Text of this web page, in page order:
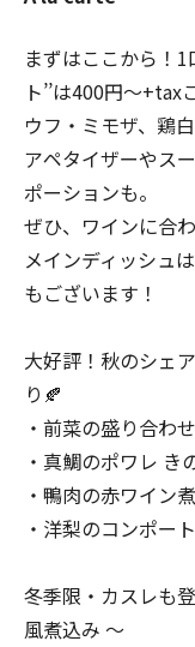
まずはここから！1
ト’’は400円〜+tax
ウフ・ミモザ、鶏
アペタイザーやス
ポーションも。
ぜひ、ワインに合
メインディッシュ
もございます！
大好評！秋のシェ
り🍂
・前菜の盛り合わせ
・真鯛のポワレ き
・鴨肉の赤ワイン煮
・洋梨のコンポー
冬季限・カスレも
風煮込み 〜